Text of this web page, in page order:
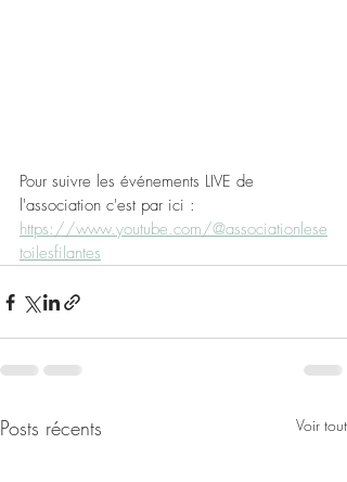
Pour suivre les événements LIVE de
l'association c'est par ici :
https://www.youtube.com/@associationlese
toilesfilantes
Posts récents Voir tout